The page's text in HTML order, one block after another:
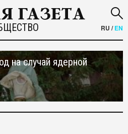
RU /EN
на случай ядерной